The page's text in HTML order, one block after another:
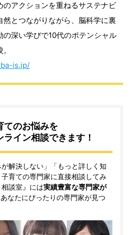
のアクションを重ねるサステナビ
然とつながりながら、脳科学に裏
の深い学びで10代のポテンシャル
is.jp/
てのお悩みを
イン相談できます！
が解決しない」「もっと詳しく知
育ての専門家に直接相談してみ
談室』には実績豊富な専門家が
なたにぴったりの専門家が見つ